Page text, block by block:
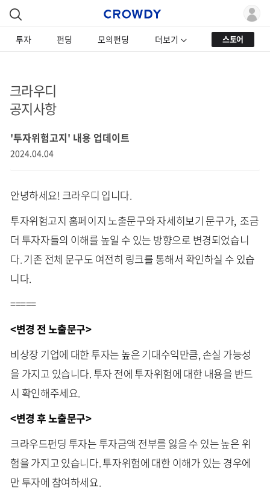
투자 펀딩 모의펀딩 더보기 스토어
크라우디
공지사항
'투자위험고지' 내용 업데이트
2024.04.04
안녕하세요! 크라우디 입니다.
투자위험고지 홈페이지 노출문구와 자세히보기 문구가, 조금
더 투자자들의 이해를 높일 수 있는 방향으로 변경되었습니
다. 기존 전체 문구도 여전히 링크를 통해서 확인하실 수 있습
니다.
=====
<변경 전 노출문구>
비상장 기업에 대한 투자는 높은 기대수익만큼, 손실 가능성
을 가지고 있습니다. 투자 전에 투자위험에 대한 내용을 반드
시 확인해주세요.
<변경 후 노출문구>
크라우드펀딩 투자는 투자금액 전부를 잃을 수 있는 높은 위
험을 가지고 있습니다. 투자위험에 대한 이해가 있는 경우에
만 투자에 참여하세요.